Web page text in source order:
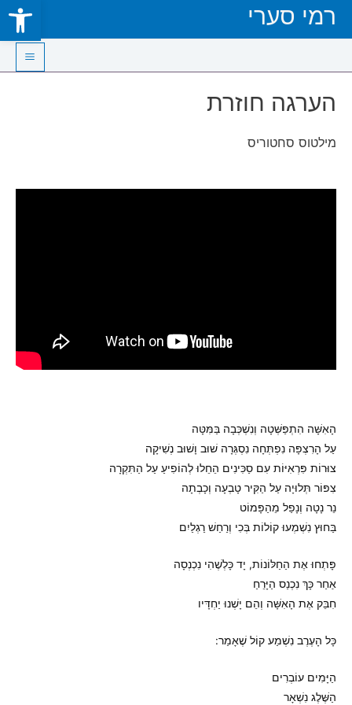
Open toolbar
Skip
רמי סערי
Main
הערגה חוזרת
מילטוס סחטוריס
הָאִשָּׁה הִתְפַּשְּׁטָה וְנִשְׁכְּבָה בַּמִּטָּה
עַל הָרִצְפָּה נִפְתְּחָה נִסְגְּרָה שׁוּב וָשׁוּב נְשִׁיקָה
צוּרוֹת פִּרְאִיּוֹת עִם סַכִּינִים הֵחֵלוּ לְהוֹפִיעַ עַל הַתִּקְרָה
צִפּוֹר תְּלוּיָה עַל הַקִּיר טָבְעָה וְכָבְתָה
נֵר נָטָה וְנָפַל מֵהַפָּמוֹט
בַּחוּץ נִשְׁמְעוּ קוֹלוֹת בְּכִי וְרַחַשׁ רַגְלַיִם
פָּתְחוּ אֶת הַחַלּוֹנוֹת, יָד כָּלְשֶׁהִי נִכְנְסָה
אַחַר כָּךְ נִכְנַס הַיָּרֵחַ
חִבֵּק אֶת הָאִשָּׁה וְהֵם יָשְׁנוּ יַחְדָּיו
כָּל הָעֶרֶב נִשְׁמַע קוֹל שֶׁאָמַר:
הַיָּמִים עוֹבְרִים
הַשֶּׁלֶג נִשְׁאָר